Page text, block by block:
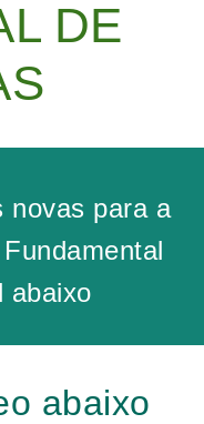
DE
novas para a
abaixo
abaixo